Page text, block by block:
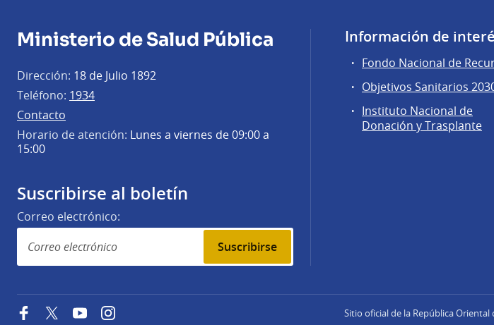
Ministerio de Salud Pública
Dirección: 18 de Julio 1892
Teléfono: 1934
Contacto
Horario de atención: Lunes a viernes de 09:00 a
15:00
Suscribirse al boletín
Correo electrónico:
Suscribirse
Información de
Fondo Nacional de
Objetivos Sanitarios
Instituto Nacional de
Donación y Trasplante
FacebookTwitterYouTubeInstagram Sitio oficial de la República Oriental